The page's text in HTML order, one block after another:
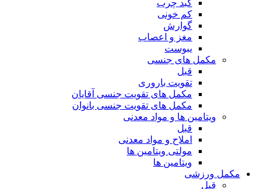
کبد چرب
کم خونی
گوارش
مغز و اعصاب
یبوست
مکمل های جنسی
قبل
تقویت باروری
مکمل های تقویت جنسی آقایان
مکمل های تقویت جنسی بانوان
ویتامین ها و مواد معدنی
قبل
املاح و مواد معدنی
مولتی ویتامین ها
ویتامین ها
مکمل ورزشی
قبل